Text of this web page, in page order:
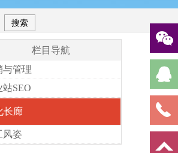
栏目导航
与管理
站SEO
长廊
风姿